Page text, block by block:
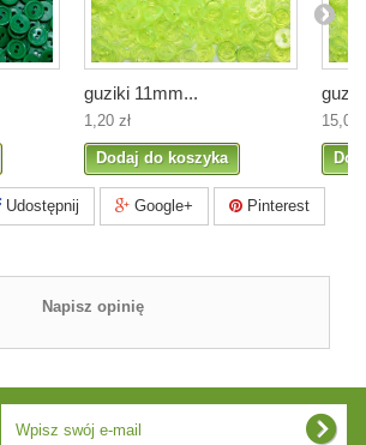
guziki 11mm...
1,20 zł
Dodaj do koszyka
15,00
Udostępnij Google+ Pinterest
Napisz opinię